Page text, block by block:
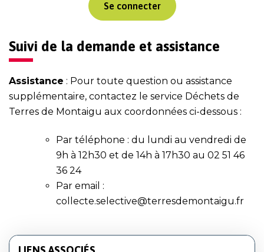
Se connecter
Suivi de la demande et assistance
Assistance : Pour toute question ou assistance
supplémentaire, contactez le service Déchets de
Terres de Montaigu aux coordonnées ci-dessous :
Par téléphone : du lundi au vendredi de
9h à 12h30 et de 14h à 17h30 au 02 51 46
36 24
Par email :
collecte.selective@terresdemontaigu.fr